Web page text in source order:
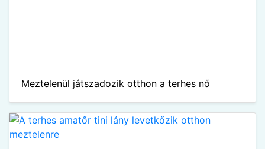
Meztelenül játszadozik otthon a terhes nő